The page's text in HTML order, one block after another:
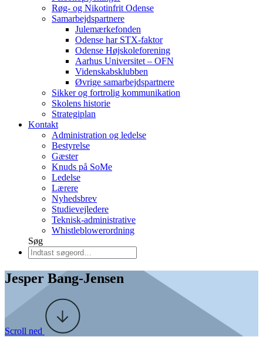
Røg- og Nikotinfrit Odense
Samarbejdspartnere
Julemærkefonden
Odense har STX-faktor
Odense Højskoleforening
Aarhus Universitet – OFN
Videnskabsklubben
Øvrige samarbejdspartnere
Sikker og fortrolig kommunikation
Skolens historie
Strategiplan
Kontakt
Administration og ledelse
Bestyrelse
Gæster
Knuds på SoMe
Ledelse
Lærere
Nyhedsbrev
Studievejledere
Teknisk-administrative
Whistleblowerordning
Søg
Jesper Bang-Jensen
Scroll ned